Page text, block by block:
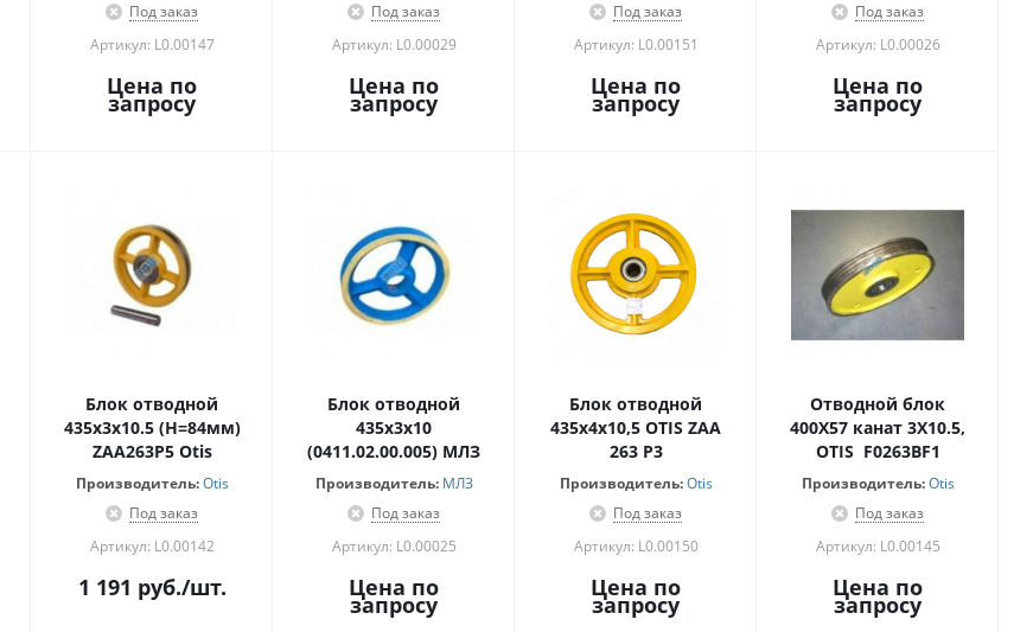
Под заказ
Артикул: L0.00147
Цена по
запросу
Под заказ
Артикул: L0.00029
Цена по
запросу
Под заказ
Артикул: L0.00151
Цена по
запросу
Под заказ
Артикул: L0.00026
Цена по
запросу
Блок отводной
435х3х10.5 (Н=84мм)
ZAA263P5 Otis
Производитель: Otis
Под заказ
Артикул: L0.00142
1 191 руб./шт.
Блок отводной
435х3х10
(0411.02.00.005) МЛЗ
Производитель: МЛЗ
Под заказ
Артикул: L0.00025
Цена по
запросу
Блок отводной
435х4х10,5 OTIS ZAA
263 P3
Производитель: Otis
Под заказ
Артикул: L0.00150
Цена по
запросу
Отводной блок
400X57 канат 3X10.5,
OTIS F0263BF1
Производитель: Otis
Под заказ
Артикул: L0.00145
Цена по
запросу